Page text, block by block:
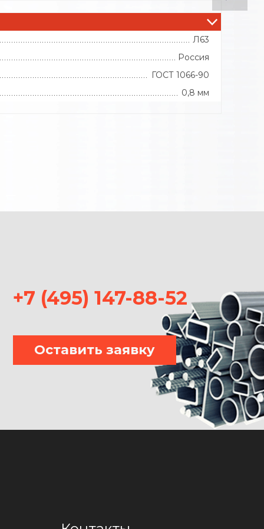
Л63
Россия
ГОСТ 1066-90
0,8 мм
+7 (495) 147-88-52
Оставить заявку